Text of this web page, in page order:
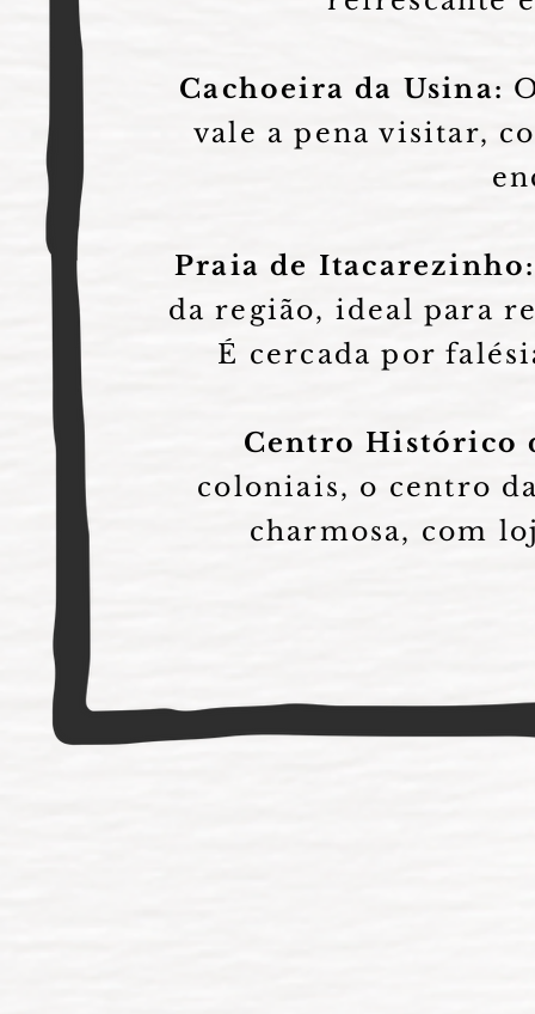
Cachoeira da Usina:
vale a pena visitar,
Praia de Itacarezinho:
da região, ideal para
É cercada por
Centro Histórico
coloniais, o centro
charmosa, com